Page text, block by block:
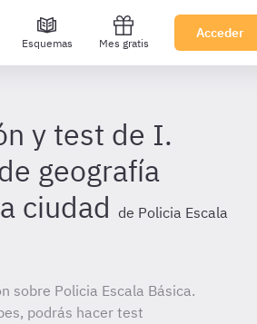
Esquemas Mes gratis
Acceder
y test de I.
geografía
ciudad de Policia Escala
sobre Policia Escala Básica.
podrás hacer test